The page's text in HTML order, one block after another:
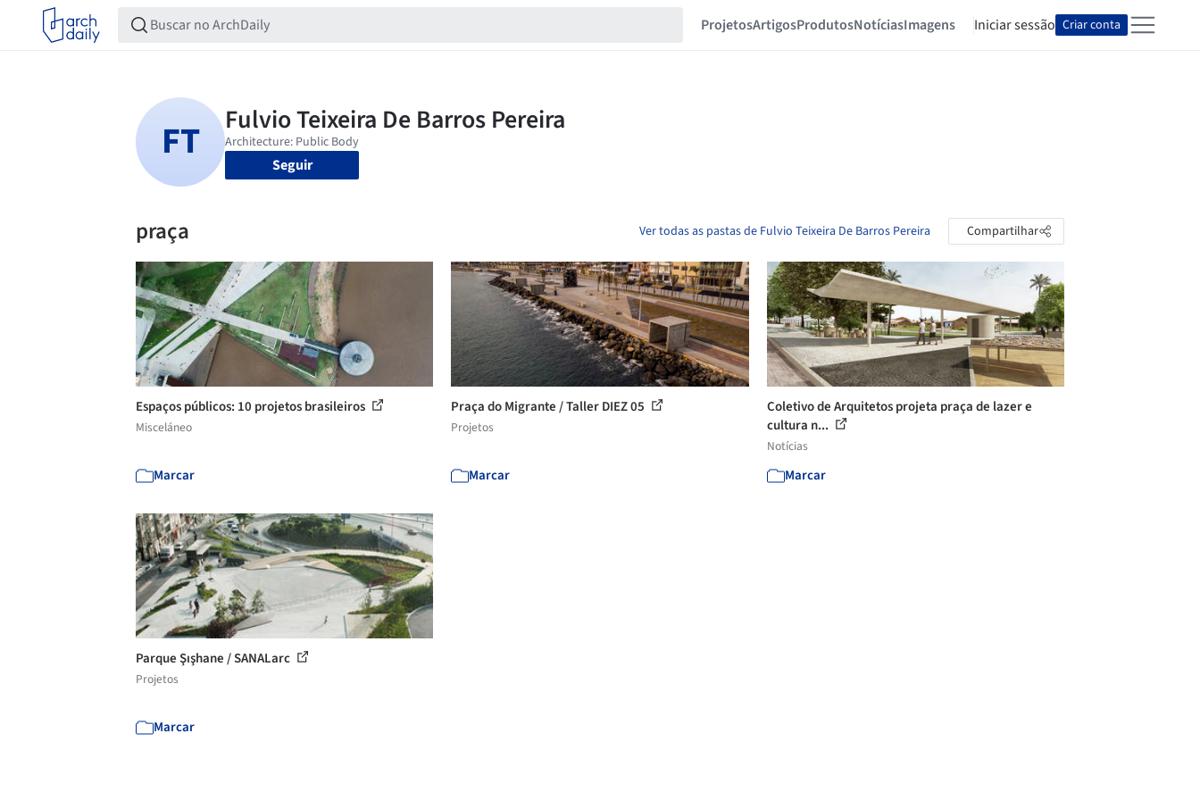
ProjetosArtigosProdutosNotíciasImagens Iniciar sessão Criar conta
Seguir
praça Ver todas as pastas de Fulvio Teixeira De Barros Pereira Compartilhar
Espaços públicos: 10 projetos brasileiros
Misceláneo
Marcar
Praça do Migrante / Taller DIEZ 05
Projetos
Marcar
Coletivo de Arquitetos projeta praça de lazer e
cultura n...
Notícias
Marcar
Parque Şışhane / SANALarc
Projetos
Marcar